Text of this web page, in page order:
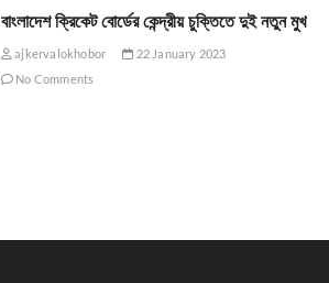
বাংলাদেশ ক্রিকেট বোর্ডের কেন্দ্রীয় চুক্তিতে দুই নতুন মুখ
ajkervalokhobor
22 January 2023
No Comments